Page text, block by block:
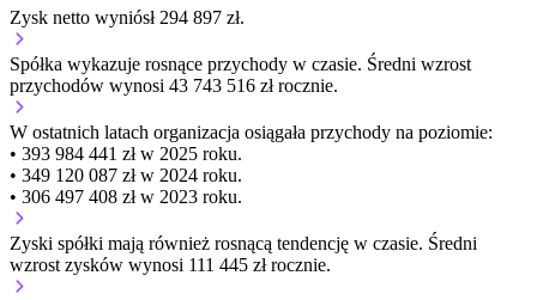
Zysk netto wyniósł 294 897 zł.
Spółka wykazuje rosnące przychody w czasie. Średni wzrost
przychodów wynosi 43 743 516 zł rocznie.
W ostatnich latach organizacja osiągała przychody na poziomie:
• 393 984 441 zł w 2025 roku.
• 349 120 087 zł w 2024 roku.
• 306 497 408 zł w 2023 roku.
Zyski spółki mają również rosnącą tendencję w czasie. Średni
wzrost zysków wynosi 111 445 zł rocznie.